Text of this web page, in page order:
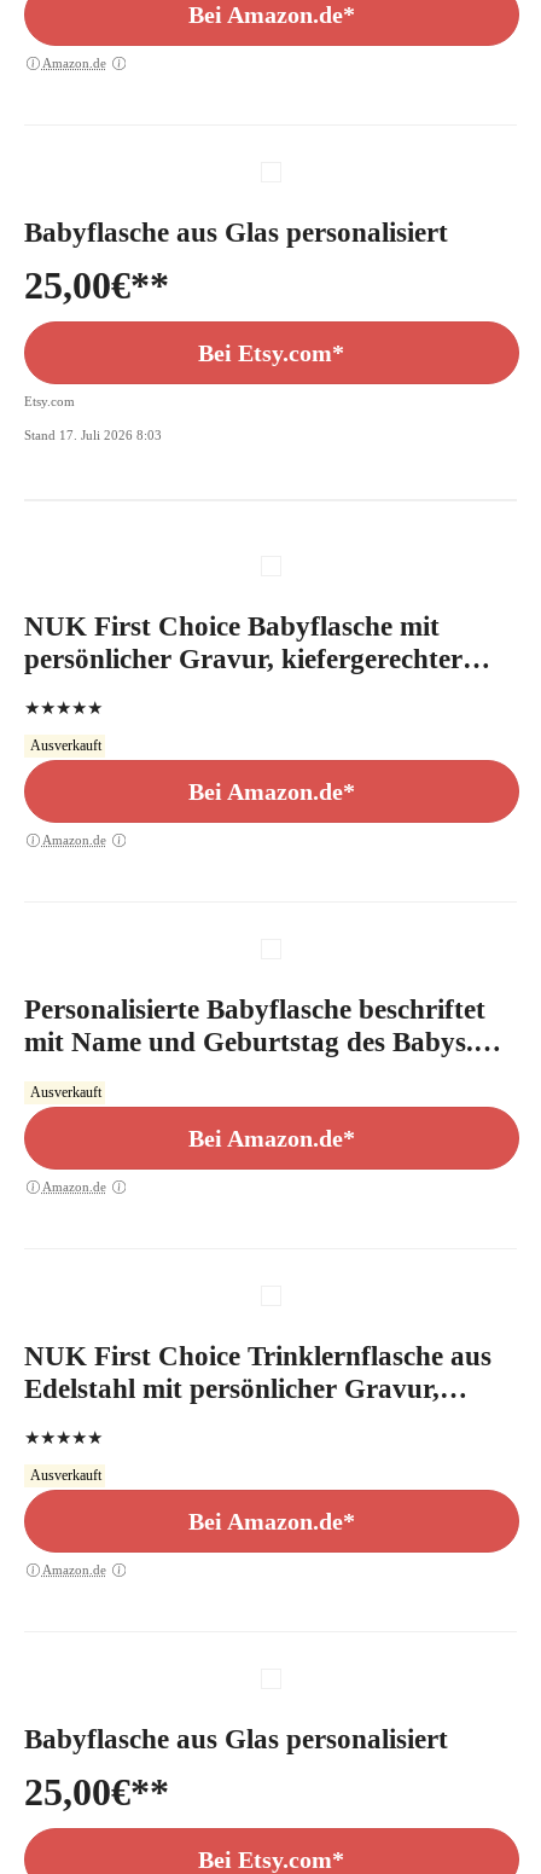
Bei Amazon.de*
Amazon.de
Babyflasche aus Glas personalisiert
25,00€
Bei Etsy.com*
Etsy.com
Stand 17. Juli 2026 8:03
NUK First Choice Babyflasche mit
persönlicher Gravur, kiefergerechter
★★★★★
Ausverkauft
Bei Amazon.de*
Amazon.de
Personalisierte Babyflasche beschriftet
mit Name und Geburtstag des Babys.
Geschenk zur Geburt. Geschenk zur
Taufe. Geburtsgeschenk. Taufgeschenk.
Mit blauem oder rosa Verschluss für
Junge oder Mädchen.
Ausverkauft
Bei Amazon.de*
Amazon.de
NUK First Choice Trinklernflasche aus
Edelstahl mit persönlicher Gravur,
ml, rosa
★★★★★
Ausverkauft
Bei Amazon.de*
Amazon.de
Babyflasche aus Glas personalisiert
25,00€
Bei Etsy.com*